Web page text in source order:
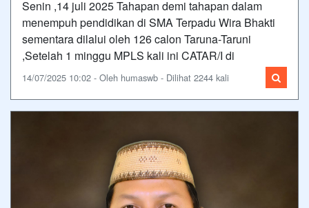
Senin ,14 juli 2025 Tahapan demi tahapan dalam
menempuh pendidikan di SMA Terpadu Wira Bhakti
sementara dilalui oleh 126 calon Taruna-Taruni
,Setelah 1 minggu MPLS kali ini CATAR/I di
14/07/2025 10:02 - Oleh humaswb - Dilihat 2244 kali